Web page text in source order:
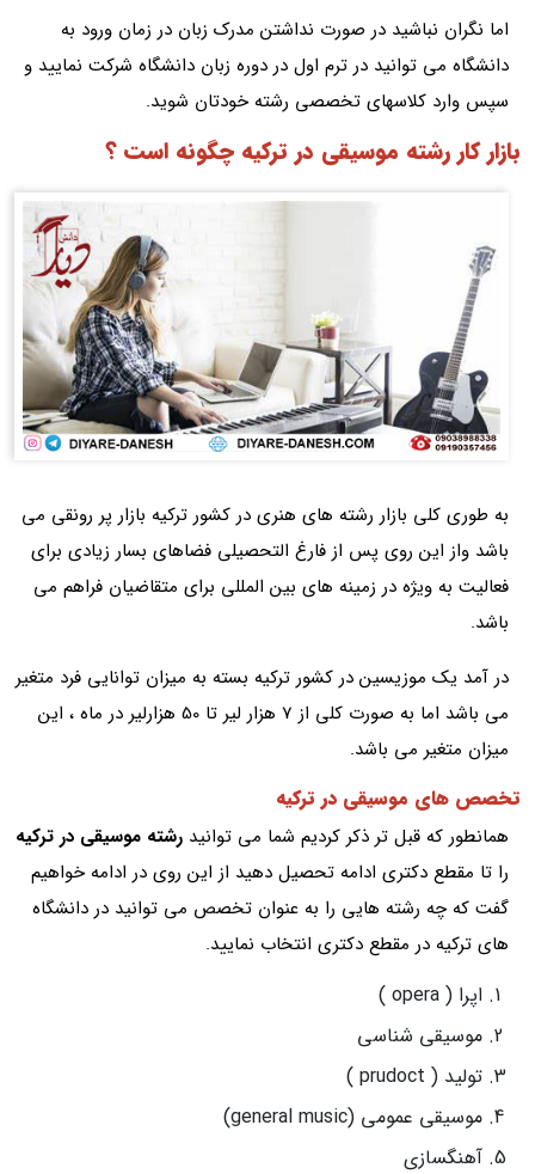
اما نگران نباشید در صورت نداشتن مدرک زبان در زمان ورود به
دانشگاه می توانید در ترم اول در دوره زبان دانشگاه شرکت نمایید و
سپس وارد کلاسهای تخصصی رشته خودتان شوید.
بازار کار رشته موسیقی در ترکیه چگونه است ؟
به طوری کلی بازار رشته های هنری در کشور ترکیه بازار پر رونقی می
باشد واز این روی پس از فارغ التحصیلی فضاهای بسار زیادی برای
فعالیت به ویژه در زمینه های بین المللی برای متقاضیان فراهم می
باشد.
در آمد یک موزیسین در کشور ترکیه بسته به میزان توانایی فرد متغیر
می باشد اما به صورت کلی از 7 هزار لیر تا 50 هزارلیر در ماه ، این
میزان متغیر می باشد.
تخصص های موسیقی در ترکیه
همانطور که قبل تر ذکر کردیم شما می توانید رشته موسیقی در ترکیه
را تا مقطع دکتری ادامه تحصیل دهید از این روی در ادامه خواهیم
گفت که چه رشته هایی را به عنوان تخصص می توانید در دانشگاه
های ترکیه در مقطع دکتری انتخاب نمایید.
اپرا ( opera )
موسیقی شناسی
تولید ( prudoct )
موسیقی عمومی (general music)
آهنگسازی